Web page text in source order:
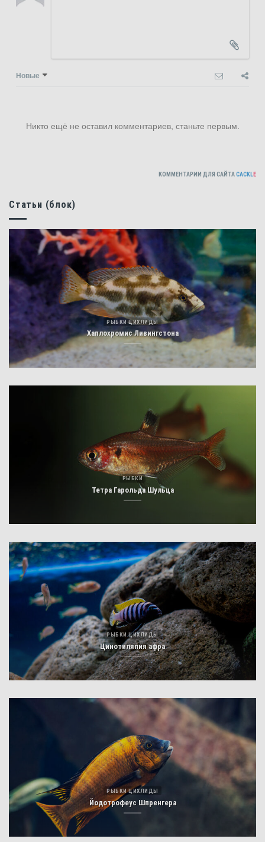
Новые
Никто ещё не оставил комментариев, станьте первым.
КОММЕНТАРИИ ДЛЯ САЙТАCACKLE
Статьи (блок)
РЫБКИ ЦИХЛИДЫ
Хаплохромис Ливингстона
РЫБКИ
Тетра Гарольда Шульца
РЫБКИ ЦИХЛИДЫ
Цинотиляпия афра
РЫБКИ ЦИХЛИДЫ
Йодотрофеус Шпренгера